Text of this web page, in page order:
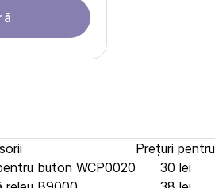
Prețuri pentru
buton WCP0020
30 lei